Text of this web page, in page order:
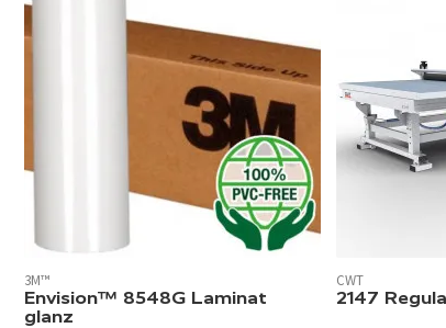
3M™
Envision™ 8548G Laminat
glanz
CWT
2147